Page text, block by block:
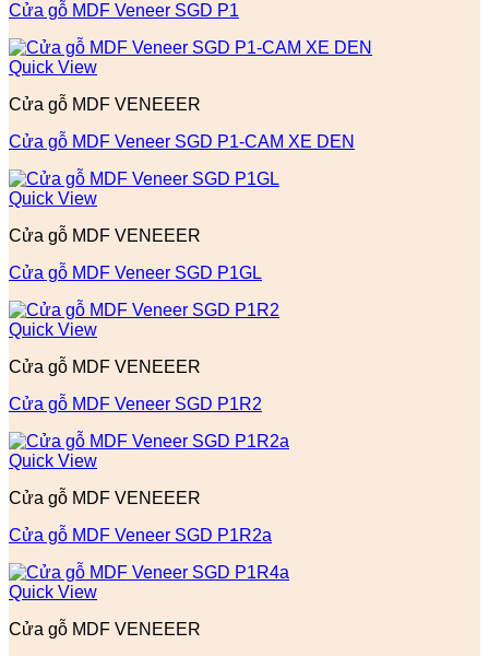
Cửa gỗ MDF Veneer SGD P1
Quick View
Cửa gỗ MDF VENEEER
Cửa gỗ MDF Veneer SGD P1-CAM XE DEN
Quick View
Cửa gỗ MDF VENEEER
Cửa gỗ MDF Veneer SGD P1GL
Quick View
Cửa gỗ MDF VENEEER
Cửa gỗ MDF Veneer SGD P1R2
Quick View
Cửa gỗ MDF VENEEER
Cửa gỗ MDF Veneer SGD P1R2a
Quick View
Cửa gỗ MDF VENEEER